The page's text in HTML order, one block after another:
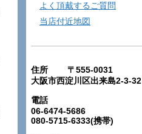
よく頂戴するご質問
当店付近地図
住所 〒555-0031
大阪市西淀川区出来島2-3-32
電話
06-6474-5686
080-5715-6333(携帯)